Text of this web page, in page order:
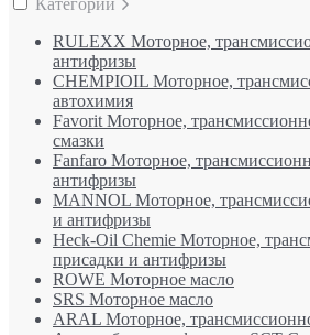
RULEXX Моторное,
антифризы
CHEMPIOIL Моторное,
автохимия
Favorit Моторное,
смазки
Fanfaro Моторное,
антифризы
MANNOL Моторное,
и антифризы
Heck-Oil Chemie Моторное,
присадки и антифризы
ROWE Моторное масло
SRS Моторное масло
ARAL Моторное,